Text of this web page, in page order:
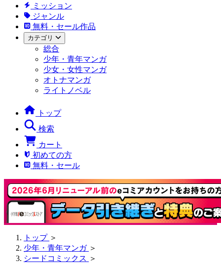
ミッション
ジャンル
無料・セール作品
カテゴリ
総合
少年・青年マンガ
少女・女性マンガ
オトナマンガ
ライトノベル
トップ
検索
カート
初めての方
無料・セール
トップ ＞
少年・青年マンガ ＞
シードコミックス ＞